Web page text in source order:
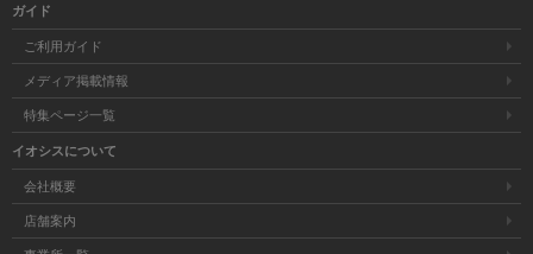
ガイド
ご利用ガイド
メディア掲載情報
特集ページ一覧
イオシスについて
会社概要
店舗案内